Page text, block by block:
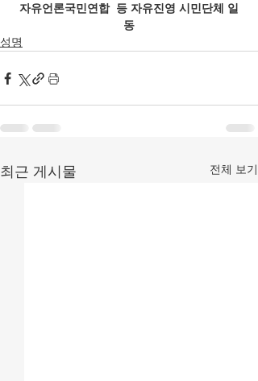
자유언론국민연합  등 자유진영 시민단체 일
동
성명
최근 게시물 전체 보기